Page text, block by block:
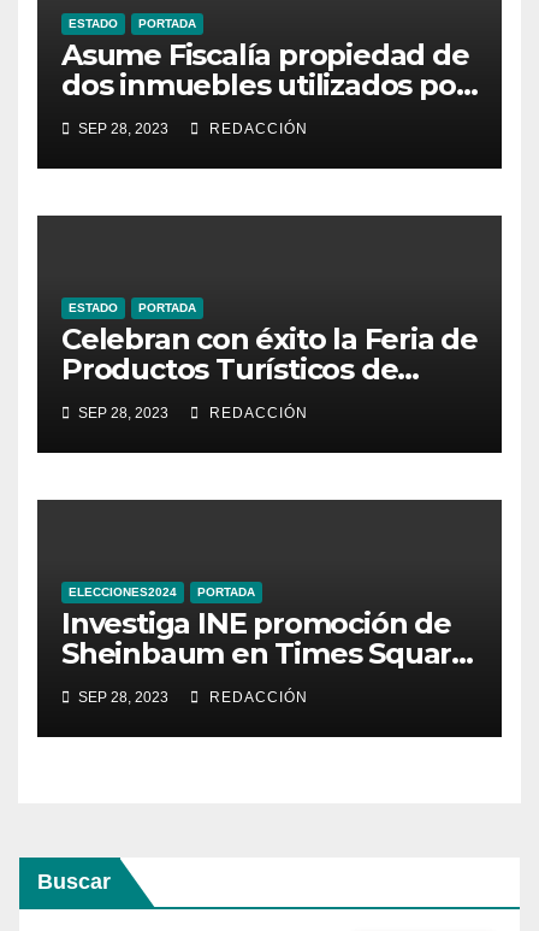
ESTADO PORTADA
Asume Fiscalía propiedad de
dos inmuebles utilizados por
la delincuencia
SEP 28, 2023 REDACCIÓN
ESTADO PORTADA
Celebran con éxito la Feria de
Productos Turísticos de
Guanajuato
SEP 28, 2023 REDACCIÓN
ELECCIONES2024 PORTADA
Investiga INE promoción de
Sheinbaum en Times Square
de Nueva York
SEP 28, 2023 REDACCIÓN
Buscar